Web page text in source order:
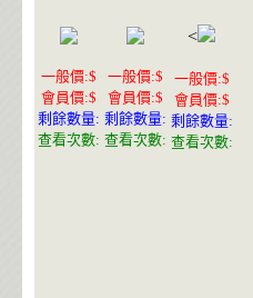
一般價:$
會員價:$
剩餘數量:
查看次數:
一般價:$
會員價:$
剩餘數量:
查看次數:
<
一般價:$
會員價:$
剩餘數量:
查看次數: